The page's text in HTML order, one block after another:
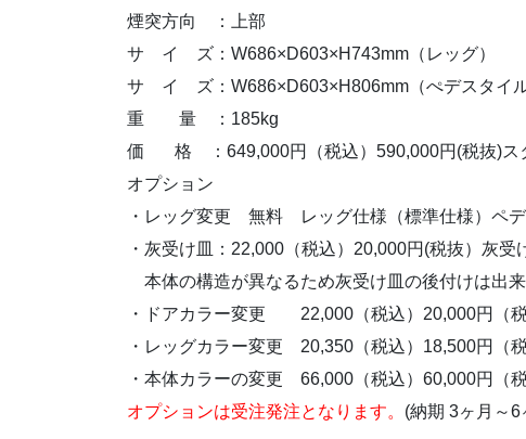
煙突方向 ：上部
サ イ ズ：W686×D603×H743mm（レッグ）
サ イ ズ：W686×D603×H806mm（ぺデスタイル
重 量 ：185kg
価 格 ：649,000円（税込）590,000円(税抜)ス
オプション
・レッグ変更 無料 レッグ仕様（標準仕様）ペデ
・灰受け皿：22,000（税込）20,000円(税抜）灰
本体の構造が異なるため灰受け皿の後付けは出来
・ドアカラー変更 22,000（税込）20,000円（税
・レッグカラー変更 20,350（税込）18,500円（税
・本体カラーの変更 66,000（税込）60,000円（税
オプションは受注発注となります。 (納期 3ヶ月～6